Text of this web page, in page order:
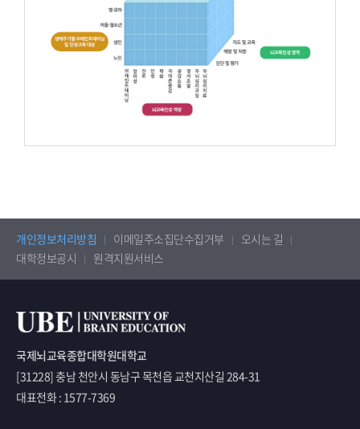
개인정보처리방침 이메일주소집단수집거부
오시는 길
대학정보공시
원격지원서비스
국제뇌교육종합대학원대학교
[31228] 충남 천안시 동남구 목천읍 교천지산길 284-31
대표전화 : 1577-7369